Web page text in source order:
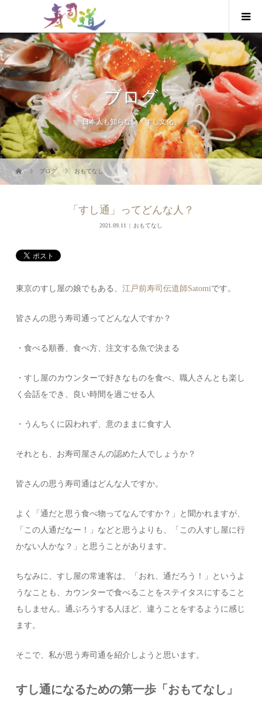
ブログ
日本人も知らない「すし文化」
ブログ おもてなし
「すし通」ってどんな人？
2021.09.11 おもてなし
東京のすし屋の娘でもある、江戸前寿司伝道師Satomiです。
皆さんの思う寿司通ってどんな人ですか？
・食べる順番、食べ方、注文する魚で決まる
・すし屋のカウンターで好きなものを食べ、職人さんとも楽し
く会話をでき、良い時間を過ごせる人
・うんちくに囚われず、意のままに食す人
それとも、お寿司屋さんの認めた人でしょうか？
皆さんの思う寿司通はどんな人ですか。
よく「通だと思う食べ物ってなんですか？」と聞かれますが、
「この人通だなー！」などと思うよりも、「この人すし屋に行
かない人かな？」と思うことがあります。
ちなみに、すし屋の常連客は、「おれ、通だろう！」というよ
うなことも、カウンターで食べることをステイタスにすること
もしません。通ぶろうする人ほど、違うことをするように感じ
ます。
そこで、私が思う寿司通を紹介しようと思います。
すし通になるための第一歩「おもてなし」